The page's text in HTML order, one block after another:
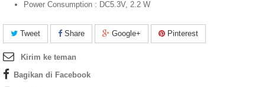
Power Consumption : DC5.3V, 2.2 W
Tweet Share Google+ Pinterest
Kirim ke teman
Bagikan di Facebook